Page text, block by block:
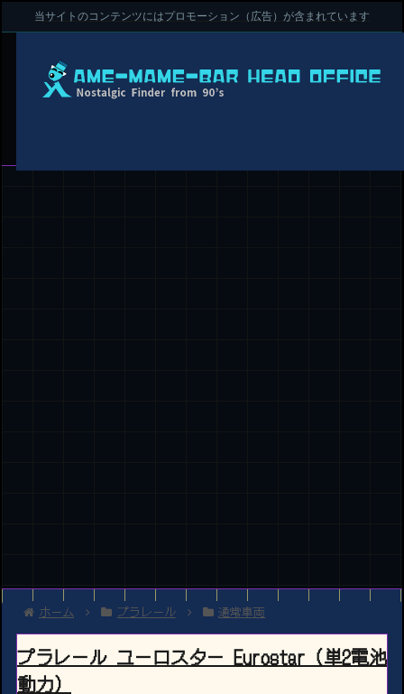
当サイトのコンテンツにはプロモーション（広告）が含まれています
ホーム プラレール 通常車両
プラレール ユーロスター Eurostar（単2電池
動力）